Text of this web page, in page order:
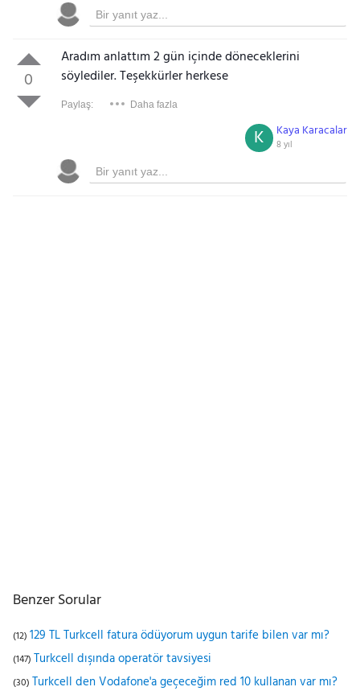
0
Aradım anlattım 2 gün içinde döneceklerini
söylediler. Teşekkürler herkese
Paylaş: Daha fazla
Kaya Karacalar
8 yıl
K
Benzer Sorular
(12) 129 TL Turkcell fatura ödüyorum uygun tarife bilen var mı?
(147) Turkcell dışında operatör tavsiyesi
(30) Turkcell den Vodafone'a geçeceğim red 10 kullanan var mı?